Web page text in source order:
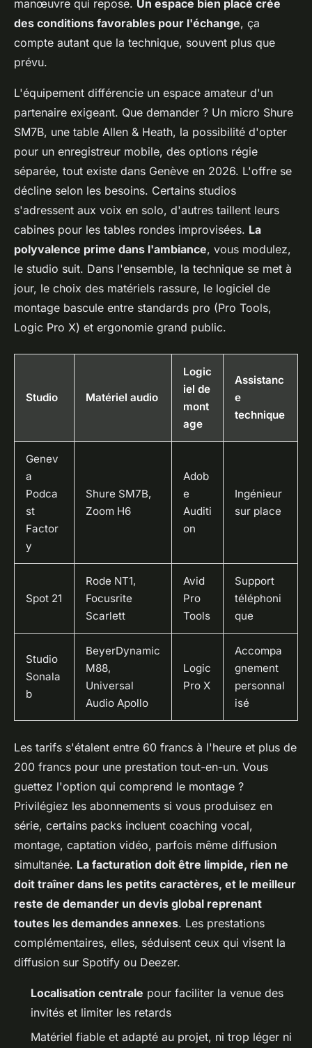
manœuvre qui repose. Un espace bien placé crée
des conditions favorables pour l'échange, ça
compte autant que la technique, souvent plus que
prévu.
L'équipement différencie un espace amateur d'un
partenaire exigeant. Que demander ? Un micro Shure
SM7B, une table Allen & Heath, la possibilité d'opter
pour un enregistreur mobile, des options régie
séparée, tout existe dans Genève en 2026. L'offre se
décline selon les besoins. Certains studios
s'adressent aux voix en solo, d'autres taillent leurs
cabines pour les tables rondes improvisées. La
polyvalence prime dans l'ambiance, vous modulez,
le studio suit. Dans l'ensemble, la technique se met à
jour, le choix des matériels rassure, le logiciel de
montage bascule entre standards pro (Pro Tools,
Logic Pro X) et ergonomie grand public.
Studio Matériel audio
Logic
iel de
mont
age
Assistanc
e
technique
Genev
a
Podca
st
Factor
y
Shure SM7B,
Zoom H6
Adob
e
Auditi
on
Ingénieur
sur place
Spot 21
Rode NT1,
Focusrite
Scarlett
Avid
Pro
Tools
Support
téléphoni
que
Studio
Sonala
b
BeyerDynamic
M88,
Universal
Audio Apollo
Logic
Pro X
Accompa
gnement
personnal
isé
Les tarifs s'étalent entre 60 francs à l'heure et plus de
200 francs pour une prestation tout-en-un. Vous
guettez l'option qui comprend le montage ?
Privilégiez les abonnements si vous produisez en
série, certains packs incluent coaching vocal,
montage, captation vidéo, parfois même diffusion
simultanée. La facturation doit être limpide, rien ne
doit traîner dans les petits caractères, et le meilleur
reste de demander un devis global reprenant
toutes les demandes annexes. Les prestations
complémentaires, elles, séduisent ceux qui visent la
diffusion sur Spotify ou Deezer.
Localisation centrale pour faciliter la venue des
invités et limiter les retards
Matériel fiable et adapté au projet, ni trop léger ni